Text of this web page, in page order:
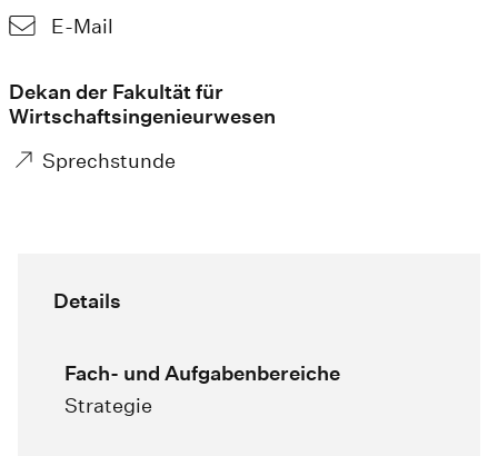
E-Mail
Dekan der Fakultät für
Wirtschaftsingenieurwesen
Sprechstunde
Details
Fach- und Aufgabenbereiche
Strategie